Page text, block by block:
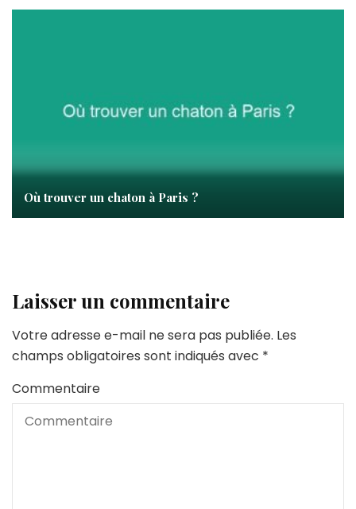
Où trouver un chaton à Paris ?
Laisser un commentaire
Votre adresse e-mail ne sera pas publiée. Les
champs obligatoires sont indiqués avec *
Commentaire